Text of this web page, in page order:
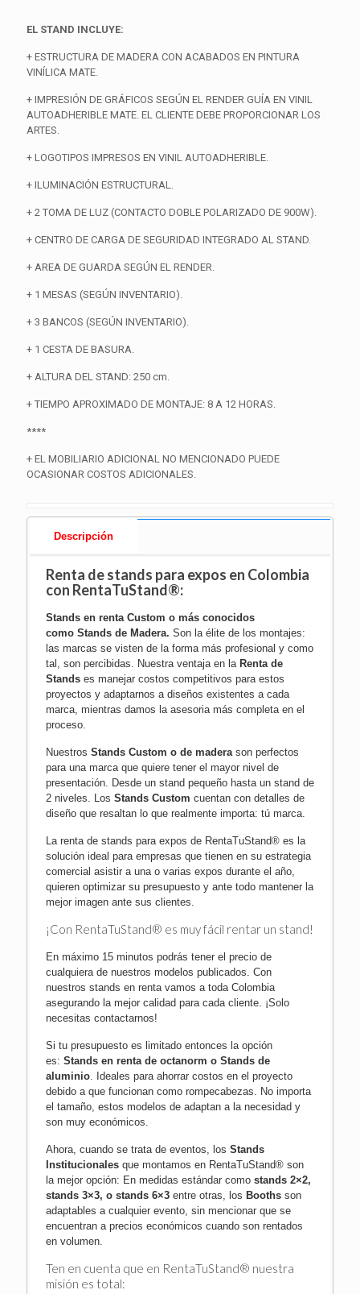
EL STAND INCLUYE:
+ ESTRUCTURA DE MADERA CON ACABADOS EN PINTURA
VINÍLICA MATE.
+ IMPRESIÓN DE GRÁFICOS SEGÚN EL RENDER GUÍA EN VINIL
AUTOADHERIBLE MATE. EL CLIENTE DEBE PROPORCIONAR LOS
ARTES.
+ LOGOTIPOS IMPRESOS EN VINIL AUTOADHERIBLE.
+ ILUMINACIÓN ESTRUCTURAL.
+ 2 TOMA DE LUZ (CONTACTO DOBLE POLARIZADO DE 900W).
+ CENTRO DE CARGA DE SEGURIDAD INTEGRADO AL STAND.
+ AREA DE GUARDA SEGÚN EL RENDER.
+ 1 MESAS (SEGÚN INVENTARIO).
+ 3 BANCOS (SEGÚN INVENTARIO).
+ 1 CESTA DE BASURA.
+ ALTURA DEL STAND: 250 cm.
+ TIEMPO APROXIMADO DE MONTAJE: 8 A 12 HORAS.
****
+ EL MOBILIARIO ADICIONAL NO MENCIONADO PUEDE
OCASIONAR COSTOS ADICIONALES.
Descripción
Renta de stands para expos en Colombia
con RentaTuStand®:
Stands en renta Custom o más conocidos
como Stands de Madera. Son la élite de los montajes:
las marcas se visten de la forma más profesional y como
tal, son percibidas. Nuestra ventaja en la Renta de
Standses manejar costos competitivos para estos
proyectos y adaptarnos a diseños existentes a cada
marca, mientras damos la asesoria más completa en el
proceso.
Nuestros Stands Custom o de maderason perfectos
para una marca que quiere tener el mayor nivel de
presentación. Desde un stand pequeño hasta un stand de
2 niveles. Los Stands Custom cuentan con detalles de
diseño que resaltan lo que realmente importa: tú marca.
La renta de stands para expos de RentaTuStand® es la
solución ideal para empresas que tienen en su estrategia
comercial asistir a una o varias expos durante el año,
quieren optimizar su presupuesto y ante todo mantener la
mejor imagen ante sus clientes.
¡Con RentaTuStand® es muy fácil rentar un stand!
En máximo 15 minutos podrás tener el precio de
cualquiera de nuestros modelos publicados. Con
nuestros stands en renta vamos a toda Colombia
asegurando la mejor calidad para cada cliente. ¡Solo
necesitas contactarnos!
Si tu presupuesto es limitado entonces la opción
es: Stands en renta de octanorm o Stands de
aluminio. Ideales para ahorrar costos en el proyecto
debido a que funcionan como rompecabezas. No importa
el tamaño, estos modelos de adaptan a la necesidad y
son muy económicos.
Ahora, cuando se trata de eventos, los Stands
Institucionalesque montamos en RentaTuStand® son
la mejor opción: En medidas estándar como stands 2×2,
stands 3×3, o stands 6×3entre otras, los Boothsson
adaptables a cualquier evento, sin mencionar que se
encuentran a precios económicos cuando son rentados
en volumen.
Ten en cuenta que en RentaTuStand® nuestra
misión es total: